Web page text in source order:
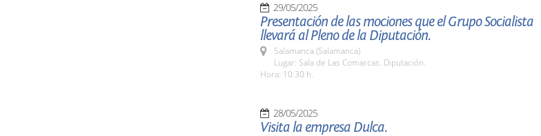
29/05/2025
Presentación de las mociones que el Grupo Socialista
llevará al Pleno de la Diputación.
Salamanca (Salamanca)
Lugar: Sala de Las Comarcas. Diputación.
Hora: 10:30 h.
28/05/2025
Visita la empresa Dulca.